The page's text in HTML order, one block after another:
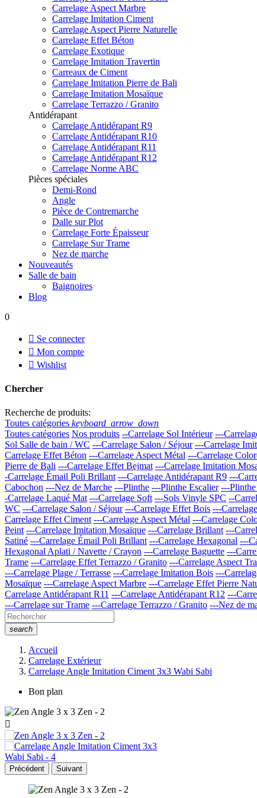
Carrelage Aspect Marbre
Carrelage Imitation Ciment
Carrelage Aspect Pierre Naturelle
Carrelage Effet Béton
Carrelage Exotique
Carrelage Imitation Travertin
Carreaux de Ciment
Carrelage Imitation Pierre de Bali
Carrelage Imitation Mosaïque
Carrelage Terrazzo / Granito
Antidérapant
Carrelage Antidérapant R9
Carrelage Antidérapant R10
Carrelage Antidérapant R11
Carrelage Antidérapant R12
Carrelage Norme ABC
Pièces spéciales
Demi-Rond
Angle
Pièce de Contremarche
Dalle sur Plot
Carrelage Forte Épaisseur
Carrelage Sur Trame
Nez de marche
Nouveautés
Salle de bain
Baignoires
Blog
0
 Se connecter
 Mon compte
 Wishlist
Chercher
Recherche de produits:
Toutes catégories keyboard_arrow_down
Toutes catégories Nos produits --Carrelage Sol Intérieur ---
Sol Salle de bain / WC ---Carrelage Salon / Séjour ---Carrelage
Carrelage Effet Béton ---Carrelage Aspect Métal ---Carrelage
Pierre de Bali ---Carrelage Effet Bejmat ---Carrelage Imitation
-Carrelage Émail Poli Brillant ---Carrelage Antidérapant R9 ---
Cabochon ---Nez de Marche ---Plinthe ---Plinthe Escalier ---Plinthe
-Carrelage Laqué Mat ---Carrelage Soft ---Sols Vinyle SPC --
WC ---Carrelage Salon / Séjour ---Carrelage Effet Bois ---
Carrelage Effet Ciment ---Carrelage Aspect Métal ---Carrelage
Peint ---Carrelage Imitation Mosaïque ---Carrelage Brillant ---
Satiné ---Carrelage Émail Poli Brillant ---Carrelage Hexagonal ---
Hexagonal Aplati / Navette / Crayon ---Carrelage Baguette ---
Trame ---Carrelage Effet Terrazzo / Granito ---Carrelage Aspect
---Carrelage Plage / Terrasse ---Carrelage Imitation Bois ---
Mosaïque ---Carrelage Aspect Marbre ---Carrelage Effet Pierre
Carrelage Antidérapant R11 ---Carrelage Antidérapant R12 ---
---Carrelage sur Trame ---Carrelage Terrazzo / Granito ---Nez de
search
Accueil
Carrelage Extérieur
Carrelage Angle Imitation Ciment 3x3 Wabi Sabi
Bon plan

Précédent Suivant